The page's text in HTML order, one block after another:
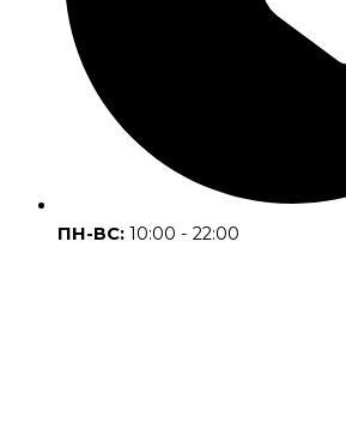
ПН-ВС: 10:00 - 22:00